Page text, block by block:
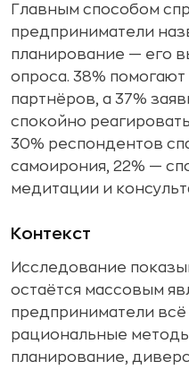
Главным способом
предприниматели
планирование — его
опроса. 38%
партнёров, а 37%
спокойно
30% респондентов
самоирония, 22% —
медитации и
Контекст
Исследование
остаётся массовым
предприниматели
рациональные
планирование,